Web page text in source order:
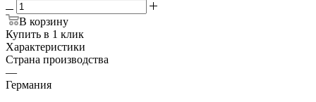
В корзину
Купить в 1 клик
Характеристики
Страна производства
—
Германия